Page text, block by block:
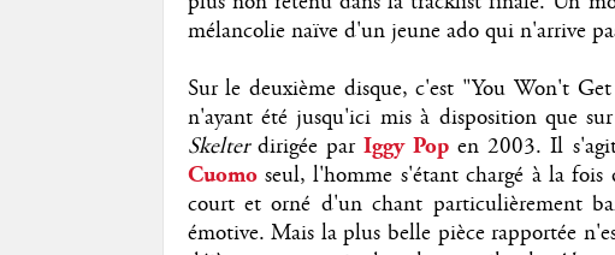
mélancolie naïve d'un jeune ado qui n'arrive
Sur le deuxième disque, c'est "You Won't
n'ayant été jusqu'ici mis à disposition que
Skelterdirigée parIggy Popen 2003. Il
Cuomo seul, l'homme s'étant chargé à la
court et orné d'un chant particulièrement
émotive. Mais la plus belle pièce rapportée